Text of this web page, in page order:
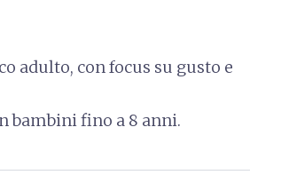
adulto, con focus su gusto e
bambini fino a 8 anni.